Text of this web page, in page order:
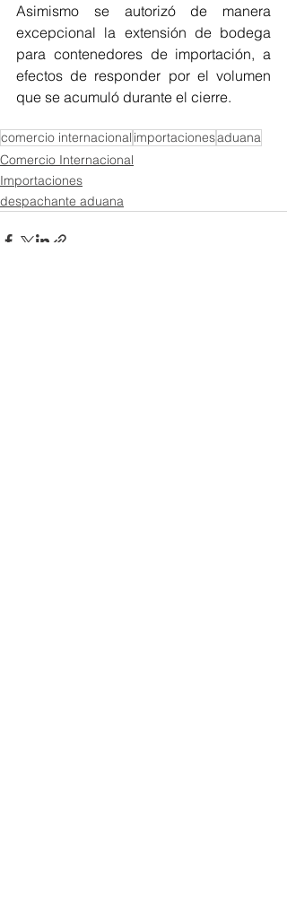
Asimismo se autorizó de manera
excepcional la extensión de bodega
para contenedores de importación, a
efectos de responder por el volumen
que se acumuló durante el cierre.
comercio internacional importacionesaduana
Comercio Internacional
Importaciones
despachante aduana